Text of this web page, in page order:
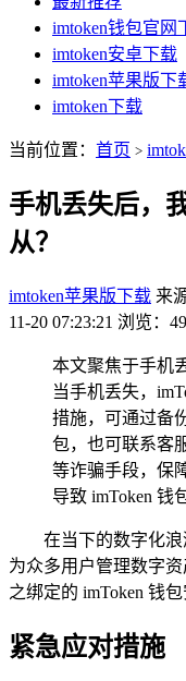
imtoken钱包官网
imtoken安卓下载
imtoken苹果版下
imtoken下载
当前位置： 首页 >
手机丢失后，
从？
imtoken苹果版下载 来
11-20 07:23:21 浏览：
本文聚焦于手机
当手机丢失，
措施，可通过备
包，也可联系客
等诈骗手段，保
导致 imToken 钱
在当下的数字化
为众多用户管理数字
之绑定的 imToken 钱
紧急应对措施